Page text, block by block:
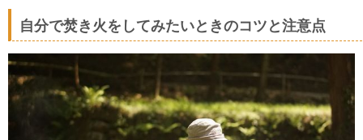
自分で焚き火をしてみたいときのコツと注意点